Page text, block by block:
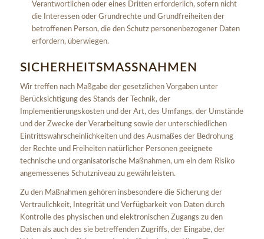
Verantwortlichen oder eines Dritten erforderlich, sofern nicht
die Interessen oder Grundrechte und Grundfreiheiten der
betroffenen Person, die den Schutz personenbezogener Daten
erfordern, überwiegen.
SICHERHEITSMASSNAHMEN
Wir treffen nach Maßgabe der gesetzlichen Vorgaben unter
Berücksichtigung des Stands der Technik, der
Implementierungskosten und der Art, des Umfangs, der Umstände
und der Zwecke der Verarbeitung sowie der unterschiedlichen
Eintrittswahrscheinlichkeiten und des Ausmaßes der Bedrohung
der Rechte und Freiheiten natürlicher Personen geeignete
technische und organisatorische Maßnahmen, um ein dem Risiko
angemessenes Schutzniveau zu gewährleisten.
Zu den Maßnahmen gehören insbesondere die Sicherung der
Vertraulichkeit, Integrität und Verfügbarkeit von Daten durch
Kontrolle des physischen und elektronischen Zugangs zu den
Daten als auch des sie betreffenden Zugriffs, der Eingabe, der